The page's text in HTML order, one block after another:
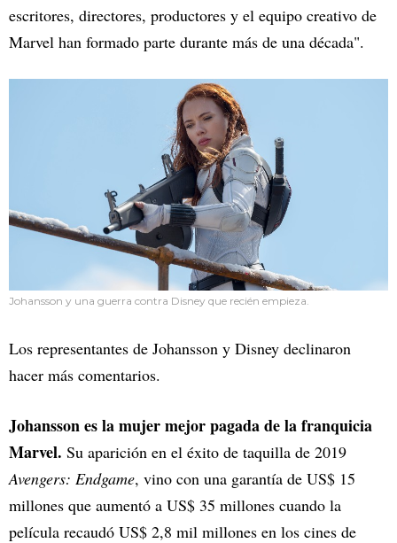
escritores, directores, productores y el equipo creativo de
Marvel han formado parte durante más de una década".
Johansson y una guerra contra Disney que recién empieza.
Los representantes de Johansson y Disney declinaron
hacer más comentarios.
Johansson es la mujer mejor pagada de la franquicia
Marvel. Su aparición en el éxito de taquilla de 2019
Avengers: Endgame, vino con una garantía de US$ 15
millones que aumentó a US$ 35 millones cuando la
película recaudó US$ 2,8 mil millones en los cines de